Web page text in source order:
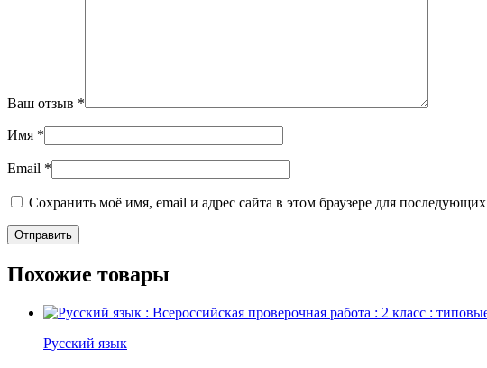
Ваш отзыв *
Имя *
Email *
Сохранить моё имя, email и адрес сайта в этом браузере для
Похожие товары
Русский язык